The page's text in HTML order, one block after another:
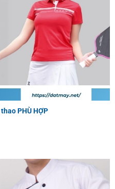
PHÙ HỢP